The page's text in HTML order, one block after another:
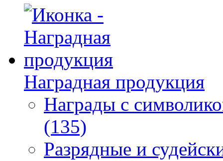
Наградная продукция
Награды с
(135)
Разрядные и